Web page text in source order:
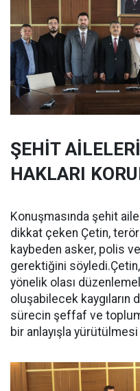
ŞEHİT
HAKLARI
Konuşmasında şehit
dikkat çeken Çetin,
kaybeden asker, polis
gerektiğini
yönelik olası
oluşabilecek kaygıların
sürecin şeffaf ve
bir anlayışla